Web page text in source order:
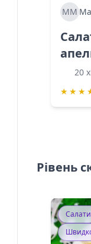
ММ
20
★ ★ ★
Рівень
Салати